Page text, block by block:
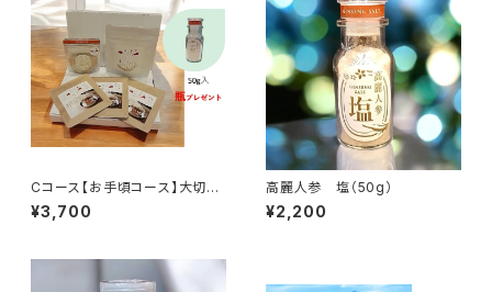
Cコース【お手頃コース】大切な
人にいつもありがとう❣
¥3,700
高麗人参 塩（50g）
¥2,200